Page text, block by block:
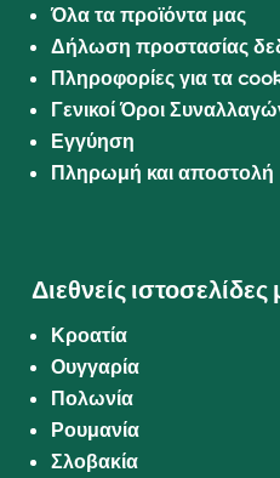
Όλα τα προϊόντα μας
Δήλωση προστασίας
Πληροφορίες για τα
Γενικοί Όροι
Εγγύηση
Πληρωμή και αποστολή
Διεθνείς ιστοσελίδες
Κροατία
Ουγγαρία
Πολωνία
Ρουμανία
Σλοβακία